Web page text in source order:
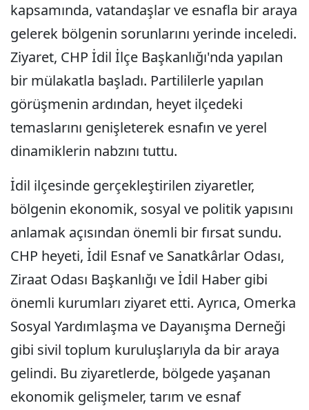
kapsamında, vatandaşlar ve esnafla bir araya
gelerek bölgenin sorunlarını yerinde inceledi.
Ziyaret, CHP İdil İlçe Başkanlığı'nda yapılan
bir mülakatla başladı. Partililerle yapılan
görüşmenin ardından, heyet ilçedeki
temaslarını genişleterek esnafın ve yerel
dinamiklerin nabzını tuttu.
İdil ilçesinde gerçekleştirilen ziyaretler,
bölgenin ekonomik, sosyal ve politik yapısını
anlamak açısından önemli bir fırsat sundu.
CHP heyeti, İdil Esnaf ve Sanatkârlar Odası,
Ziraat Odası Başkanlığı ve İdil Haber gibi
önemli kurumları ziyaret etti. Ayrıca, Omerka
Sosyal Yardımlaşma ve Dayanışma Derneği
gibi sivil toplum kuruluşlarıyla da bir araya
gelindi. Bu ziyaretlerde, bölgede yaşanan
ekonomik gelişmeler, tarım ve esnaf